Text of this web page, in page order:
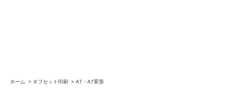
ホーム > オフセット印刷 > A7・A7変形